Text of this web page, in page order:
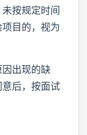
按规定时间
目的，视为
出现的缺
后，按面试